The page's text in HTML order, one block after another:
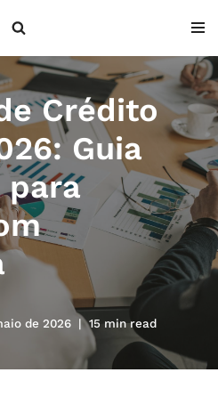
Crédito
Guia
para
de 2026 15 min read